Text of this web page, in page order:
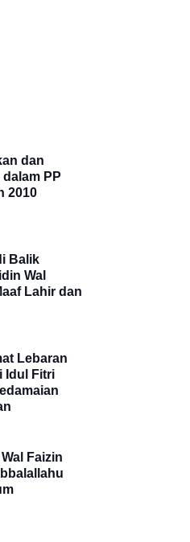
dan
PP
2010
Balik
Wal
Lahir dan
Lebaran
Idul Fitri
Faizin